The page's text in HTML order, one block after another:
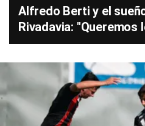
Alfredo Berti y el
Rivadavia: